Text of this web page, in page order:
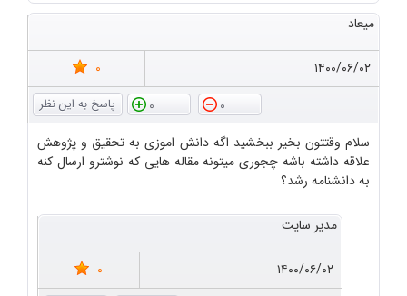
میعاد
۱۴۰۰/۰۶/۰۲
0
0
0
سلام وقتتون بخیر ببخشید اگه دانش اموزی به تحقیق و پژوهش
علاقه داشته باشه چجوری میتونه مقاله هایی که نوشترو ارسال کنه
به دانشنامه رشد؟
مدیر سایت
۱۴۰۰/۰۶/۰۲
0